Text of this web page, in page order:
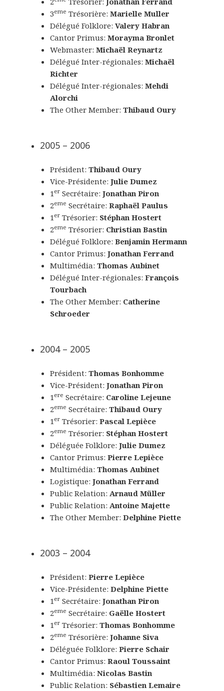
3eme Trésorière: Marielle Muller
Délégué Folklore: Valery Habran
Cantor Primus: Morayma Bronlet
Webmaster: Michaël Reynartz
Délégué Inter-régionales: Michaël
Richter
Délégué Inter-régionales: Mehdi
Alorchi
The Other Member: Thibaud Oury
2005 – 2006
Président: Thibaud Oury
Vice-Présidente: Julie Dumez
1erSecrétaire: Jonathan Piron
2eme Secrétaire: Raphaël Paulus
1erTrésorier: Stéphan Hostert
2eme Trésorier: Christian Bastin
Délégué Folklore: Benjamin Hermann
Cantor Primus: Jonathan Ferrand
Multimédia: Thomas Aubinet
Délégué Inter-régionales: François
Tourbach
The Other Member: Catherine
Schroeder
2004 – 2005
Président: Thomas Bonhomme
Vice-Président: Jonathan Piron
1ere Secrétaire: Caroline Lejeune
2eme Secrétaire: Thibaud Oury
1erTrésorier: Pascal Lepièce
2eme Trésorier: Stéphan Hostert
Déléguée Folklore: Julie Dumez
Cantor Primus: Pierre Lepièce
Multimédia: Thomas Aubinet
Logistique: Jonathan Ferrand
Public Relation: Arnaud Müller
Public Relation: Antoine Majette
The Other Member: Delphine Piette
2003 – 2004
Président: Pierre Lepièce
Vice-Présidente: Delphine Piette
1erSecrétaire: Jonathan Piron
2eme Secrétaire: Gaëlle Hostert
1erTrésorier: Thomas Bonhomme
2eme Trésorière: Johanne Siva
Déléguée Folklore: Pierre Schair
Cantor Primus: Raoul Toussaint
Multimédia: Nicolas Bastin
Public Relation: Sébastien Lemaire